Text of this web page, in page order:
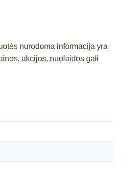
nurodoma informacija yra
akcijos, nuolaidos gali